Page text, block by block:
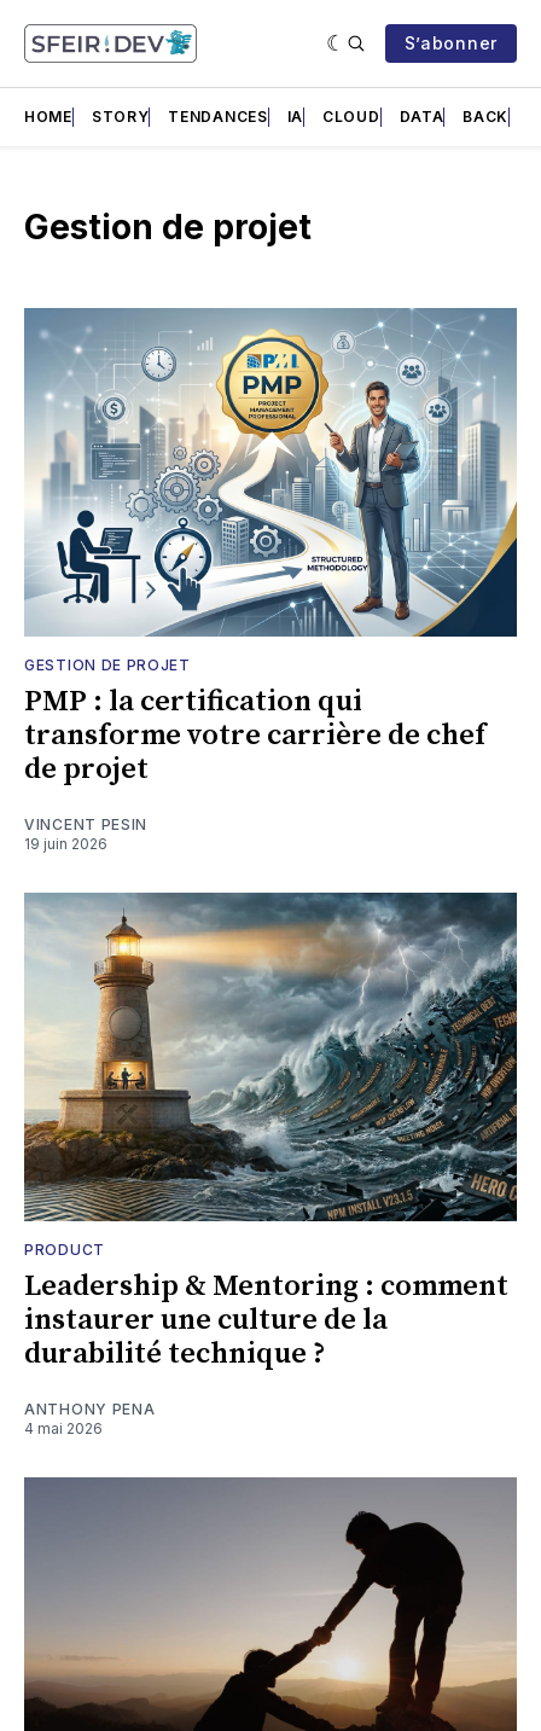
S’abonner
HOME STORY TENDANCES IA CLOUD DATA BACK
Gestion de projet
GESTION DE PROJET
PMP : la certification qui
transforme votre carrière de chef
de projet
VINCENT PESIN
19 juin 2026
PRODUCT
Leadership & Mentoring : comment
instaurer une culture de la
durabilité technique ?
ANTHONY PENA
4 mai 2026